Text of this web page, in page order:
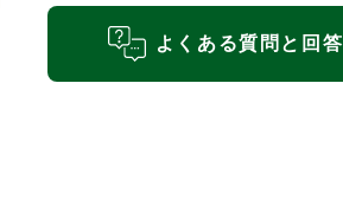
よくある質問と回答